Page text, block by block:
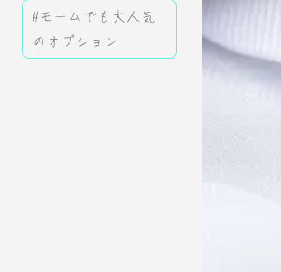
#モームでも大人気
のオプション